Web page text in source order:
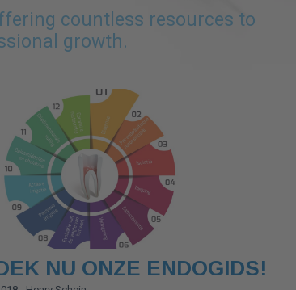
countless resources to
growth.
NU ONZE ENDOGIDS!